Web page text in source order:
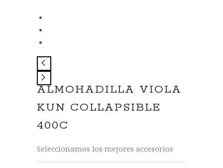
ALMOHADILLA VIOLA
KUN COLLAPSIBLE
400C
Seleccionamos los mejores accesorios